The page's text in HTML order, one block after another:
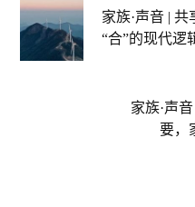
家族·声音 | 共
“合”的现代逻
家族·声
要，